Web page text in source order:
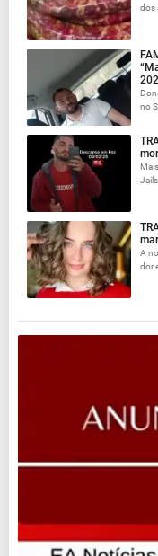
dos
no
A
dor